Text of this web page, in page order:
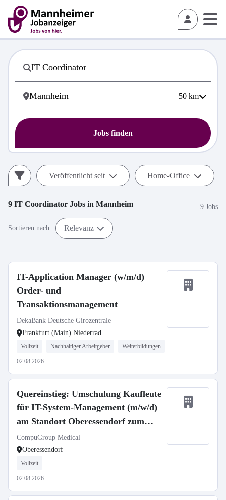
50 km
Jobs finden
Veröffentlicht seit Home-Office
9 IT Coordinator Jobs in Mannheim 9 Jobs
Sortieren nach: Relevanz
IT-Application Manager (w/m/d)
Order- und
Transaktionsmanagement
DekaBank Deutsche Girozentrale
Frankfurt (Main) Niederrad
Vollzeit Nachhaltiger Arbeitgeber Weiterbildungen
02.08.2026
Quereinstieg: Umschulung Kaufleute
für IT-System-Management (m/w/d)
am Standort Oberessendorf zum
01.09.2026
CompuGroup Medical
Oberessendorf
Vollzeit
02.08.2026